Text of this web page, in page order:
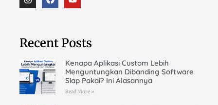
Recent Posts
Kenapa Aplikasi Custom Lebih
Menguntungkan Dibanding Software
Siap Pakai? Ini Alasannya
Read More »